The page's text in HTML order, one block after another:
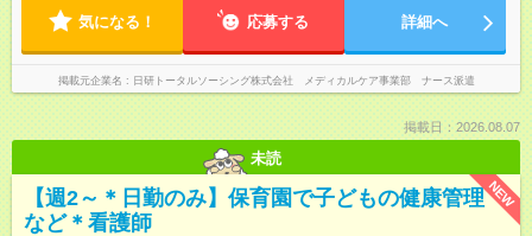
気になる！ 応募する 詳細へ
掲載元企業名 日研トータルソーシング株式会社 メディカルケア事業部 ナース派遣
掲載日：2026.08.07
未読
NEW
【週2～＊日勤のみ】保育園で子どもの健康管理
など＊看護師